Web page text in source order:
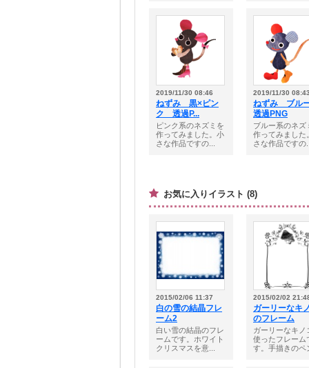
2019/11/30 08:46
ねずみ 黒×ピン
ク 透過P...
ピンク系のネズミを
作ってみました。小
さな作品ですの...
2019/11/30
ねずみ ブ
透過PNG
ブルー系のネズ
作ってみました
さな作品ですの
お気に入りイラスト (8)
2015/02/06 11:37
白の雪の結晶フレ
ーム2
白い雪の結晶のフレ
ームです。ホワイト
クリスマスを意...
2015/02/02
ガーリーなキ
のフレーム
ガーリーなキノ
使ったフレーム
す。手描きのペ